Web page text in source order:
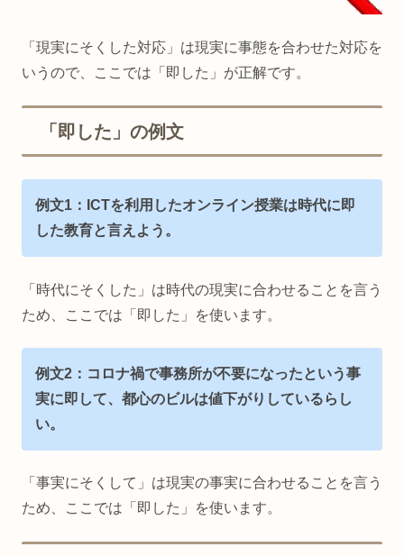
「現実にそくした対応」は現実に事態を合わせた対応を
いうので、ここでは「即した」が正解です。
「即した」の例文
例文1：ICTを利用したオンライン授業は時代に即
した教育と言えよう。
「時代にそくした」は時代の現実に合わせることを言う
ため、ここでは「即した」を使います。
例文2：コロナ禍で事務所が不要になったという事
実に即して、都心のビルは値下がりしているらし
い。
「事実にそくして」は現実の事実に合わせることを言う
ため、ここでは「即した」を使います。